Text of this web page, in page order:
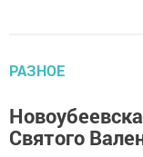
РАЗНОЕ
Святого